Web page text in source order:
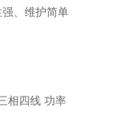
、维护简单
相四线 功率